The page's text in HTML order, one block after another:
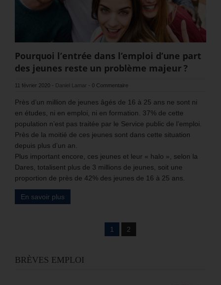
Pourquoi l’entrée dans l’emploi d’une part
des jeunes reste un problème majeur ?
11 février 2020 - Daniel Lamar - 0 Commentaire
Près d’un million de jeunes âgés de 16 à 25 ans ne sont ni
en études, ni en emploi, ni en formation. 37% de cette
population n’est pas traitée par le Service public de l’emploi.
Près de la moitié de ces jeunes sont dans cette situation
depuis plus d’un an.
Plus important encore, ces jeunes et leur « halo », selon la
Dares, totalisent plus de 3 millions de jeunes, soit une
proportion de près de 42% des jeunes de 16 à 25 ans.
En savoir plus
1 2
BRÈVES EMPLOI